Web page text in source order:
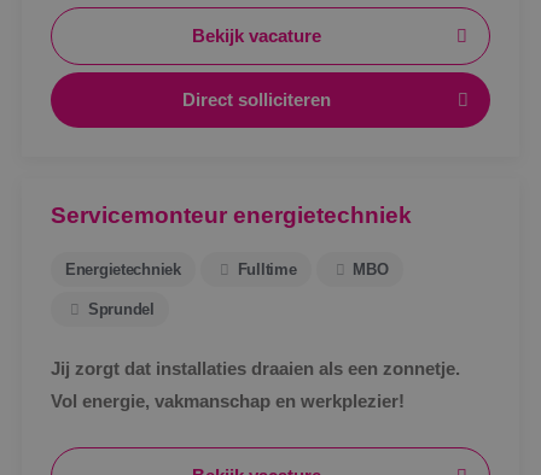
Bekijk vacature
Direct solliciteren
Servicemonteur energietechniek
Energietechniek Fulltime MBO
Sprundel
Jij zorgt dat installaties draaien als een zonnetje.
Vol energie, vakmanschap en werkplezier!